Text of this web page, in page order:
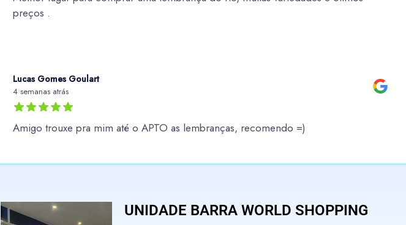
preços .
Lucas Gomes Goulart
4 semanas atrás
Amigo trouxe pra mim até o APTO as lembranças, recomendo =)
UNIDADE BARRA WORLD SHOPPING